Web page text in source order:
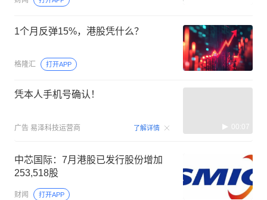
1个月反弹15%，港股凭什么？
格隆汇 打开APP
凭本人手机号确认！
广告 易泽科技运营商 了解详情 00:07
中芯国际：7月港股已发行股份增加
253,518股
财闻 打开APP